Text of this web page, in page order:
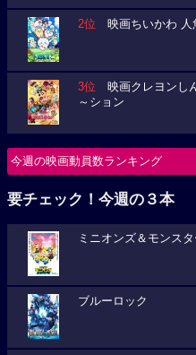
2位 映画ちいかわ 人
3位 映画クレヨンし
～ション
今週の映画動員数ランキング
要チェック！今週の３本
ミニオンズ＆モンス
ブルーロック